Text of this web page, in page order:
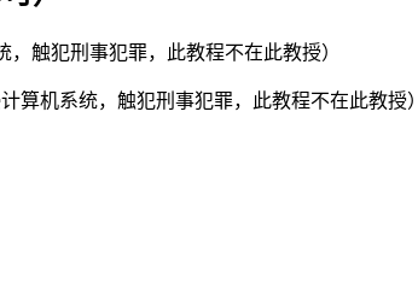
触犯刑事犯罪，此教程不在此教授）
算机系统，触犯刑事犯罪，此教程不在此教授）